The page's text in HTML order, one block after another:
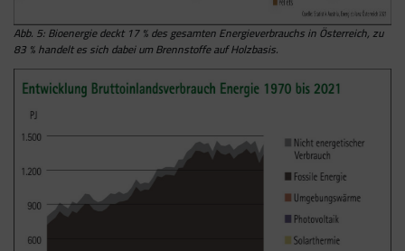
Abb. 5: Bioenergie deckt 17 % des gesamten Energieverbrauchs in Österreich, zu
83 % handelt es sich dabei um Brennstoffe auf Holzbasis.